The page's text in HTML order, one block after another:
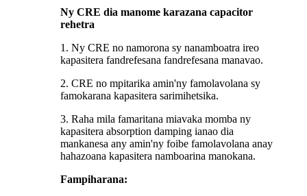
Ny CRE dia manome karazana capacitor
rehetra
1. Ny CRE no namorona sy nanamboatra ireo
kapasitera fandrefesana fandrefesana manavao.
2. CRE no mpitarika amin'ny famolavolana sy
famokarana kapasitera sarimihetsika.
3. Raha mila famaritana miavaka momba ny
kapasitera absorption damping ianao dia
mankanesa any amin'ny foibe famolavolana anay
hahazoana kapasitera namboarina manokana.
Fampiharana: